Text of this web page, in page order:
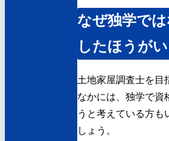
なぜ独学で
したほうが
土地家屋調査士を目
なかには、独学で資
うと考えている方も
しょう。